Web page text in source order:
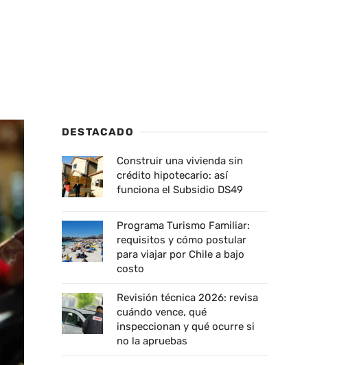
DESTACADO
Construir una vivienda sin
crédito hipotecario: así
funciona el Subsidio DS49
Programa Turismo Familiar:
requisitos y cómo postular
para viajar por Chile a bajo
costo
Revisión técnica 2026: revisa
cuándo vence, qué
inspeccionan y qué ocurre si
no la apruebas